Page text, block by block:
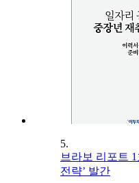
5.
브라보 리포트 1
전략’ 발간